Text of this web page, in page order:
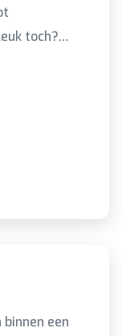
toch?
een